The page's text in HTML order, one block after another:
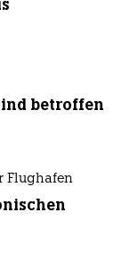
betroffen
Flughafen